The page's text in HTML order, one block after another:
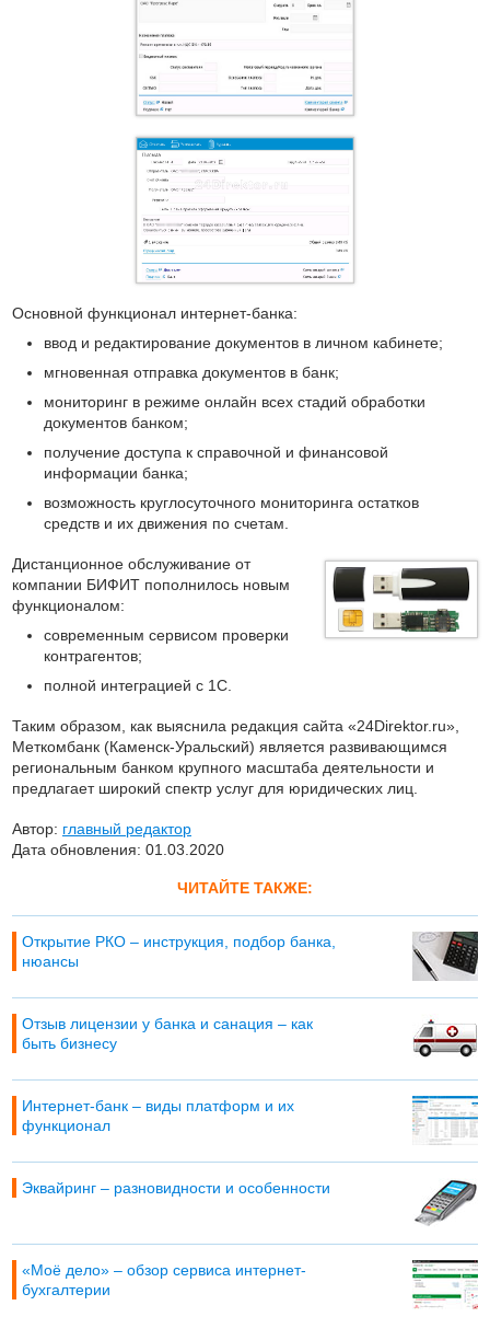
Основной функционал интернет-банка:
ввод и редактирование документов в личном кабинете;
мгновенная отправка документов в банк;
мониторинг в режиме онлайн всех стадий обработки
документов банком;
получение доступа к справочной и финансовой
информации банка;
возможность круглосуточного мониторинга остатков
средств и их движения по счетам.
Дистанционное обслуживание от
компании БИФИТ пополнилось новым
функционалом:
современным сервисом проверки
контрагентов;
полной интеграцией с 1С.
Таким образом, как выяснила редакция сайта «24Direktor.ru»,
Меткомбанк (Каменск-Уральский) является развивающимся
региональным банком крупного масштаба деятельности и
предлагает широкий спектр услуг для юридических лиц.
Автор: главный редактор
Дата обновления: 01.03.2020
ЧИТАЙТЕ ТАКЖЕ:
Открытие РКО – инструкция, подбор банка,
нюансы
Отзыв лицензии у банка и санация – как
быть бизнесу
Интернет-банк – виды платформ и их
функционал
Эквайринг – разновидности и особенности
«Моё дело» – обзор сервиса интернет-
бухгалтерии